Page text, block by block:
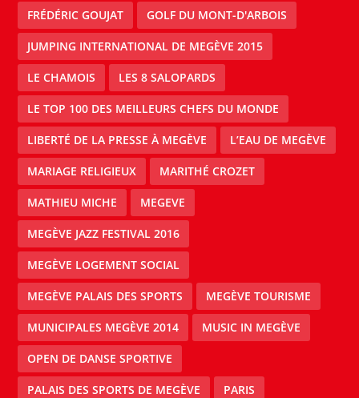
FRÉDÉRIC GOUJAT GOLF DU MONT-D'ARBOIS
JUMPING INTERNATIONAL DE MEGÈVE 2015
LE CHAMOIS LES 8 SALOPARDS
LE TOP 100 DES MEILLEURS CHEFS DU MONDE
LIBERTÉ DE LA PRESSE À MEGÈVE L’EAU DE MEGÈVE
MARIAGE RELIGIEUX MARITHÉ CROZET
MATHIEU MICHE MEGEVE
MEGÈVE JAZZ FESTIVAL 2016
MEGÈVE LOGEMENT SOCIAL
MEGÈVE PALAIS DES SPORTS MEGÈVE TOURISME
MUNICIPALES MEGÈVE 2014 MUSIC IN MEGÈVE
OPEN DE DANSE SPORTIVE
PALAIS DES SPORTS DE MEGÈVE PARIS